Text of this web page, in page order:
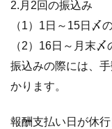
2.月2回の振込み
（1）1日～15日〆
（2）16日～月末
振込みの際には、
かります。
報酬支払い日が休